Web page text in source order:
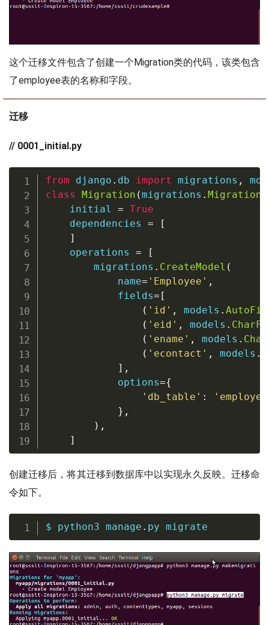
这个迁移文件包含了创建一个Migration类的代码，该类包含
了employee表的名称和字段。
迁移
// 0001_initial.py
from django . db import migrations ,
class
Migration (migrations . Migration
    initial
= True
    dependencies
=
[
]
    operations
=
[
        migrations
. CreateModel (
            name
= 'Employee' ,
            fields
= [
( 'id' , models .
( 'eid' , models .
( 'ename' , models .
( 'econtact' , models .
] ,
            options
={
'db_table' :
} ,
) ,
]
创建迁移后，将其迁移到数据库中以实现永久反映。迁移命
令如下。
$ python3 manage . py migrate